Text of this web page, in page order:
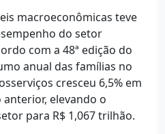
macroeconômicas teve
do setor
com a 48ª edição do
anual das famílias no
cresceu 6,5% em
anterior, elevando o
para R$ 1,067 trilhão.